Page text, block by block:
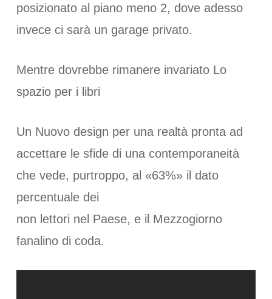
posizionato al piano meno 2, dove adesso
invece ci sarà un garage privato.
Mentre dovrebbe rimanere invariato Lo
spazio per i libri
Un Nuovo design per una realtà pronta ad
accettare le sfide di una contemporaneità
che vede, purtroppo, al «63%» il dato
percentuale dei
non lettori nel Paese, e il Mezzogiorno
fanalino di coda.